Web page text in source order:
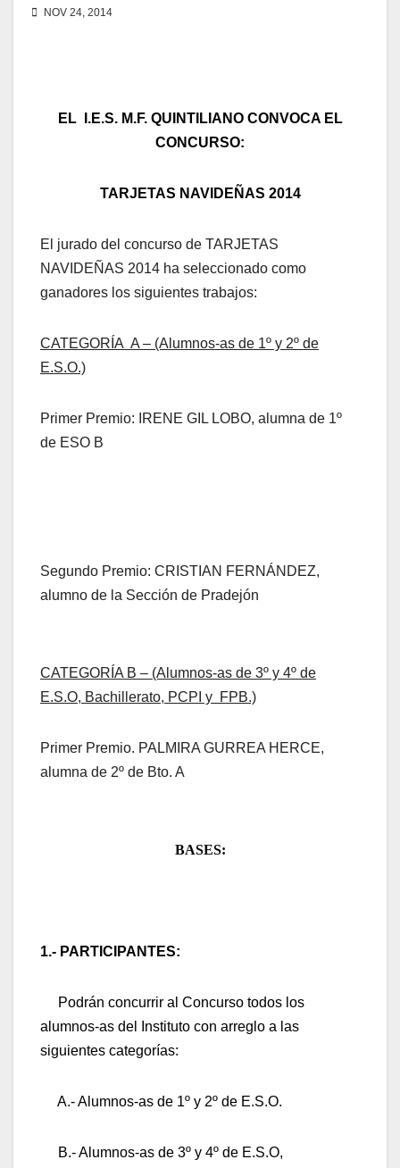
NOV 24, 2014
EL I.E.S. M.F. QUINTILIANO CONVOCA EL
CONCURSO:
TARJETAS NAVIDEÑAS 2014
El jurado del concurso de TARJETAS
NAVIDEÑAS 2014 ha seleccionado como
ganadores los siguientes trabajos:
CATEGORÍA A – (Alumnos-as de 1º y 2º de
E.S.O.)
Primer Premio: IRENE GIL LOBO, alumna de 1º
de ESO B
Segundo Premio: CRISTIAN FERNÁNDEZ,
alumno de la Sección de Pradejón
CATEGORÍA B – (Alumnos-as de 3º y 4º de
E.S.O, Bachillerato, PCPI y FPB.)
Primer Premio. PALMIRA GURREA HERCE,
alumna de 2º de Bto. A
BASES:
1.- PARTICIPANTES:
Podrán concurrir al Concurso todos los
alumnos-as del Instituto con arreglo a las
siguientes categorías:
A.- Alumnos-as de 1º y 2º de E.S.O.
B.- Alumnos-as de 3º y 4º de E.S.O,